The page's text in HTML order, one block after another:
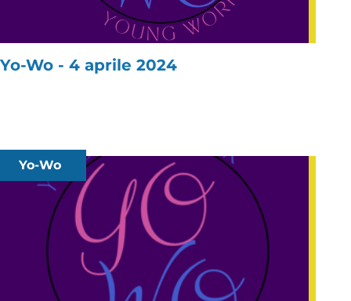
Yo-Wo - 4 aprile 2024
Yo-Wo